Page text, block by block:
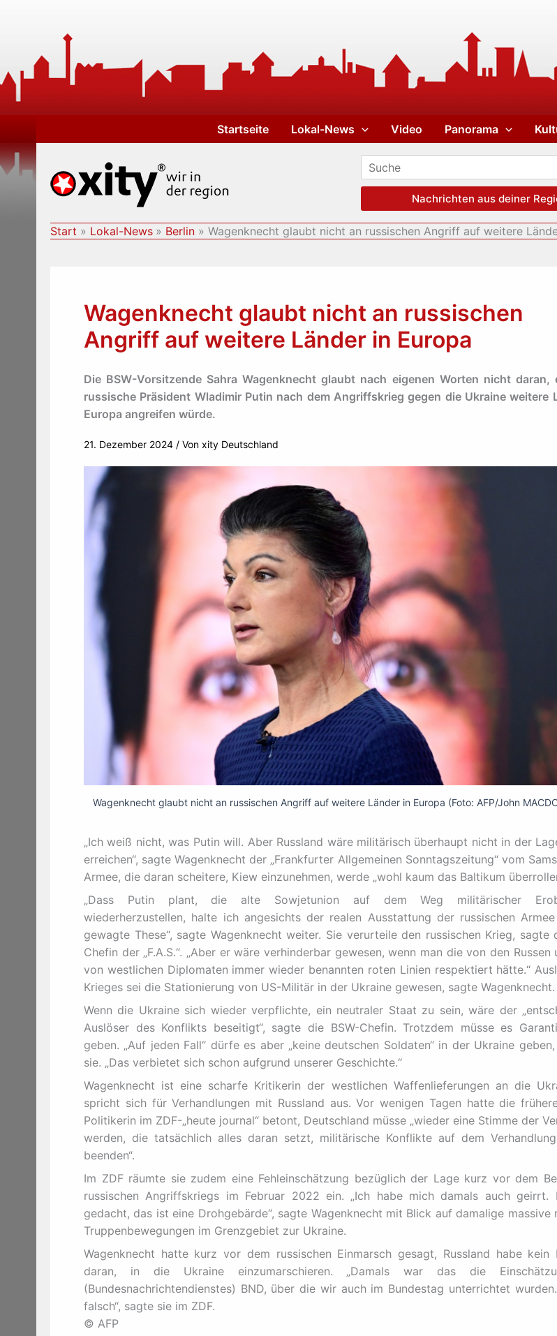
Startseite Lokal-News Video Panorama
Nachrichten aus deiner
Start Lokal-News Berlin Wagenknecht glaubt nicht an russischen Angriff auf weitere
Wagenknecht glaubt nicht an russischen
Angriff auf weitere Länder in Europa
Die BSW-Vorsitzende Sahra Wagenknecht glaubt nach eigenen Worten nicht daran,
russische Präsident Wladimir Putin nach dem Angriffskrieg gegen die Ukraine weitere
Europa angreifen würde.
21. Dezember 2024 / Von xity Deutschland
Wagenknecht glaubt nicht an russischen Angriff auf weitere Länder in Europa (Foto: AFP/John
„Ich weiß nicht, was Putin will. Aber Russland wäre militärisch überhaupt nicht in der
erreichen“, sagte Wagenknecht der „Frankfurter Allgemeinen Sonntagszeitung“ vom
Armee, die daran scheitere, Kiew einzunehmen, werde „wohl kaum das Baltikum
„Dass Putin plant, die alte Sowjetunion auf dem Weg militärischer
wiederherzustellen, halte ich angesichts der realen Ausstattung der russischen
gewagte These“, sagte Wagenknecht weiter. Sie verurteile den russischen Krieg, sagte
Chefin der „F.A.S.“. „Aber er wäre verhinderbar gewesen, wenn man die von den Russen
von westlichen Diplomaten immer wieder benannten roten Linien respektiert hätte.“
Krieges sei die Stationierung von US-Militär in der Ukraine gewesen, sagte Wagenknecht.
Wenn die Ukraine sich wieder verpflichte, ein neutraler Staat zu sein, wäre der
Auslöser des Konflikts beseitigt“, sagte die BSW-Chefin. Trotzdem müsse es
geben. „Auf jeden Fall“ dürfe es aber „keine deutschen Soldaten“ in der Ukraine
sie. „Das verbietet sich schon aufgrund unserer Geschichte.“
Wagenknecht ist eine scharfe Kritikerin der westlichen Waffenlieferungen an die
spricht sich für Verhandlungen mit Russland aus. Vor wenigen Tagen hatte die
Politikerin im ZDF-„heute journal“ betont, Deutschland müsse „wieder eine Stimme der
werden, die tatsächlich alles daran setzt, militärische Konflikte auf dem
beenden“.
Im ZDF räumte sie zudem eine Fehleinschätzung bezüglich der Lage kurz vor dem
russischen Angriffskriegs im Februar 2022 ein. „Ich habe mich damals auch geirrt.
gedacht, das ist eine Drohgebärde“, sagte Wagenknecht mit Blick auf damalige massive
Truppenbewegungen im Grenzgebiet zur Ukraine.
Wagenknecht hatte kurz vor dem russischen Einmarsch gesagt, Russland habe kein
daran, in die Ukraine einzumarschieren. „Damals war das die
(Bundesnachrichtendienstes) BND, über die wir auch im Bundestag unterrichtet
falsch“, sagte sie im ZDF.
© AFP